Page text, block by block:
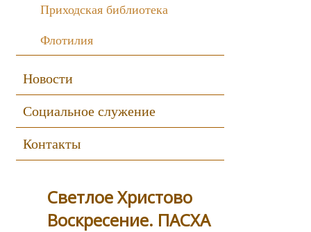
Приходская библиотека
Флотилия
Новости
Социальное служение
Контакты
Светлое Христово
Воскресение. ПАСХА